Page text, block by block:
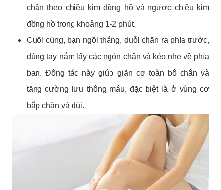
chân theo chiều kim đồng hồ và ngược chiều kim
đồng hồ trong khoảng 1-2 phút.
Cuối cùng, bạn ngồi thẳng, duỗi chân ra phía trước,
dùng tay nắm lấy các ngón chân và kéo nhẹ về phía
bạn. Động tác này giúp giãn cơ toàn bộ chân và
tăng cường lưu thông máu, đặc biệt là ở vùng cơ
bắp chân và đùi.